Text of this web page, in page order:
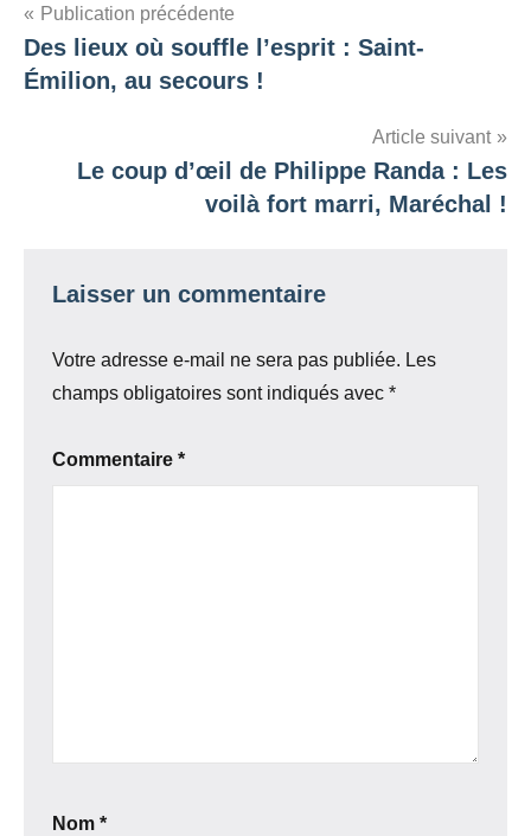
Navigation
de
Publication précédente
Des lieux où souffle l’esprit : Saint-
Émilion, au secours !
Article suivant
Le coup d’œil de Philippe Randa : Les
voilà fort marri, Maréchal !
Laisser un commentaire
Votre adresse e-mail ne sera pas publiée. Les
champs obligatoires sont indiqués avec *
Commentaire *
Nom *